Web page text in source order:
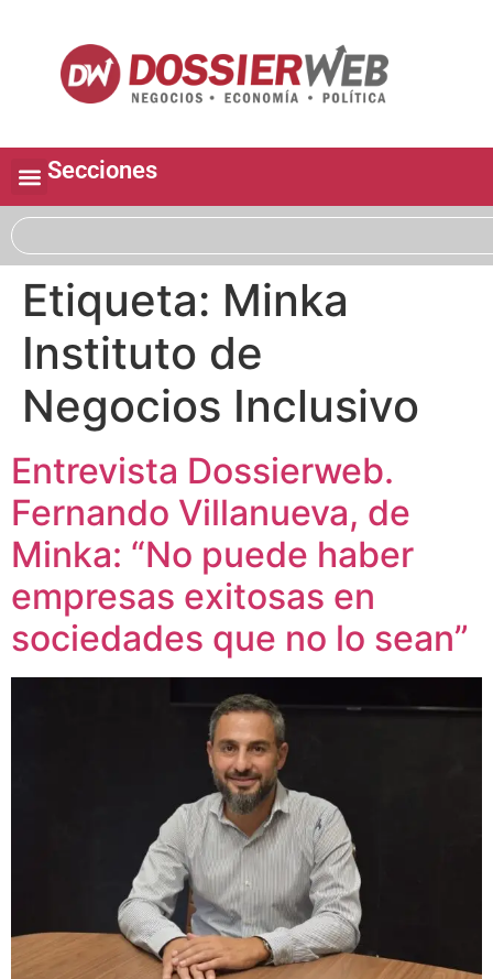
Secciones
Etiqueta: Minka
Instituto de
Negocios Inclusivo
Entrevista Dossierweb.
Fernando Villanueva, de
Minka: “No puede haber
empresas exitosas en
sociedades que no lo sean”